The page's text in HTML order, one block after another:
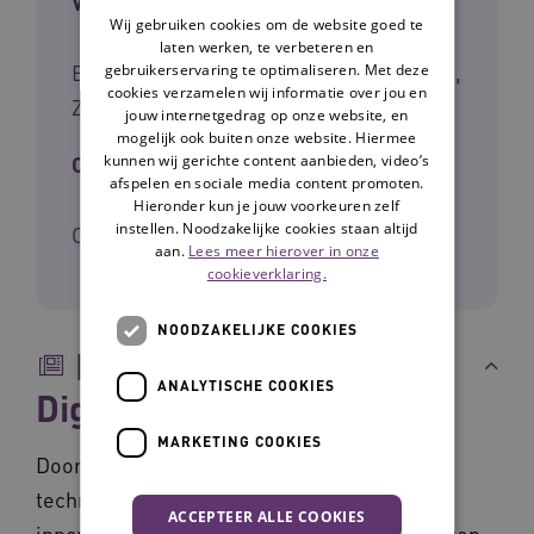
Beleidsmedewerkers, Leidinggevenden,
Zorgmanagers
Cliëntgroep
Ouderen
Beschrijving
Digitaal transformeren
Door de enorme snelheid waarmee nieuwe
technologie beschikbaar komt en alles wat
Wij gebruiken cookies om de website goed te
laten werken, te verbeteren en
gebruikerservaring te optimaliseren. Met deze
cookies verzamelen wij informatie over jou en
jouw internetgedrag op onze website, en
mogelijk ook buiten onze website. Hiermee
kunnen wij gerichte content aanbieden, video’s
afspelen en sociale media content promoten.
Hieronder kun je jouw voorkeuren zelf
instellen. Noodzakelijke cookies staan altijd
aan. Lees meer hierover in onze
cookieverklaring.
NOODZAKELIJKE COOKIES
ANALYTISCHE COOKIES
MARKETING COOKIES
ACCEPTEER ALLE COOKIES